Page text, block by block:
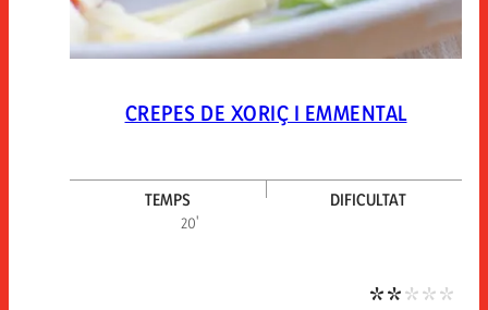
CREPES DE XORIÇ I EMMENTAL
TEMPS
20'
DIFICULTAT